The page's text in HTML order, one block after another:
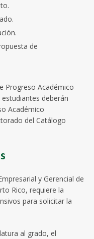
de
Progreso Académico
deberán
Académico
del Catálogo
y Gerencial de
Rico, requiere la
para solicitar la
al grado, el